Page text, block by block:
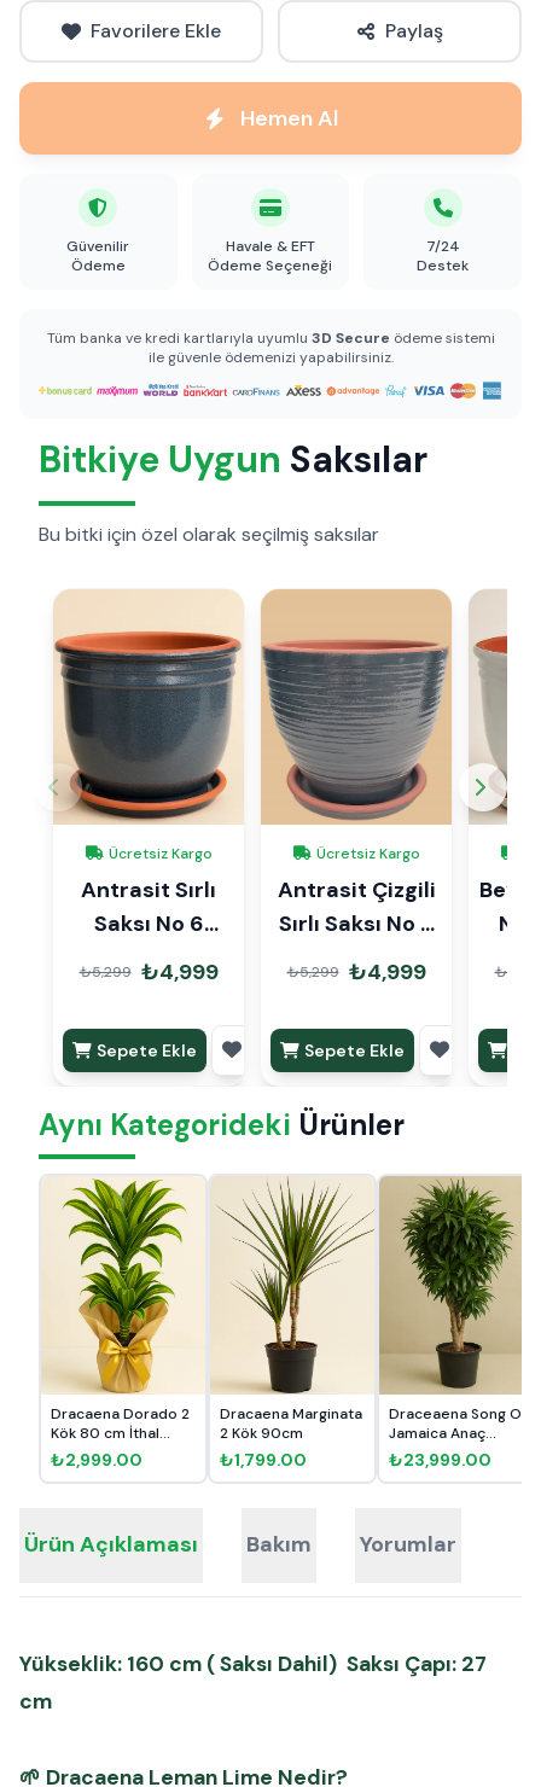
Favorilere Ekle Paylaş
Hemen Al
Güvenilir
Ödeme
Havale & EFT
Ödeme Seçeneği
7/24
Destek
Tüm banka ve kredi kartlarıyla uyumlu 3D Secure ödeme sistemi
ile güvenle ödemenizi yapabilirsiniz.
Bitkiye Uygun Saksılar
Bu bitki için özel olarak seçilmiş saksılar
Ücretsiz Kargo
Antrasit Sırlı
Saksı No 6
Ø35cm
₺5,299 ₺4,999
Sepete Ekle
Ücretsiz Kargo
Antrasit Çizgili
Sırlı Saksı No 6
Ø35cm
₺5,299 ₺4,999
Sepete Ekle
No
Aynı Kategorideki Ürünler
Dracaena Dorado 2
Kök 80 cm İthal
Hediye...
₺2,999.00
Dracaena Marginata
2 Kök 90cm
₺1,799.00
Draceaena Song Of
Jamaica Anaç
160cm
₺23,999.00
Ürün Açıklaması Bakım Yorumlar
Yükseklik: 160 cm ( Saksı Dahil) Saksı Çapı: 27
cm
🌱 Dracaena Leman Lime Nedir?